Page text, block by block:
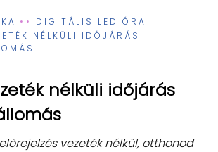
DIGITÁLIS LED ÓRA
NÉLKÜLI IDŐJÁRÁS
nélküli időjárás
vezeték nélkül, otthonod